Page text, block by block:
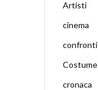
Artisti
cinema
confronti
Costume
cronaca